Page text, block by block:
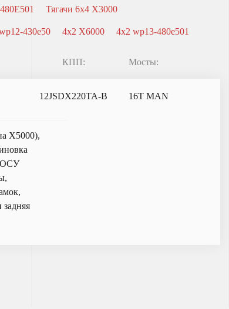
Тягачи 6x4 X3000
430e50 4x2 X6000 4x2 wp13-480e501
КПП: Мосты:
12JSDX220TA-B 16T MAN
X5000),
ОСУ